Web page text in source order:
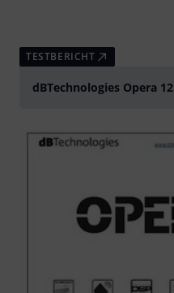
TESTBERICHT
dBTechnologies Opera 12